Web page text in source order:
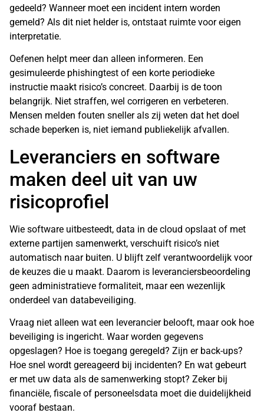
gedeeld? Wanneer moet een incident intern worden
gemeld? Als dit niet helder is, ontstaat ruimte voor eigen
interpretatie.
Oefenen helpt meer dan alleen informeren. Een
gesimuleerde phishingtest of een korte periodieke
instructie maakt risico’s concreet. Daarbij is de toon
belangrijk. Niet straffen, wel corrigeren en verbeteren.
Mensen melden fouten sneller als zij weten dat het doel
schade beperken is, niet iemand publiekelijk afvallen.
Leveranciers en software
maken deel uit van uw
risicoprofiel
Wie software uitbesteedt, data in de cloud opslaat of met
externe partijen samenwerkt, verschuift risico’s niet
automatisch naar buiten. U blijft zelf verantwoordelijk voor
de keuzes die u maakt. Daarom is leveranciersbeoordeling
geen administratieve formaliteit, maar een wezenlijk
onderdeel van databeveiliging.
Vraag niet alleen wat een leverancier belooft, maar ook hoe
beveiliging is ingericht. Waar worden gegevens
opgeslagen? Hoe is toegang geregeld? Zijn er back-ups?
Hoe snel wordt gereageerd bij incidenten? En wat gebeurt
er met uw data als de samenwerking stopt? Zeker bij
financiële, fiscale of personeelsdata moet die duidelijkheid
vooraf bestaan.